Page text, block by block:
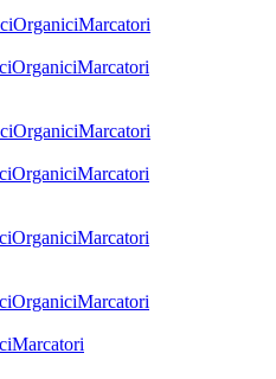
OrganiciMarcatori
OrganiciMarcatori
OrganiciMarcatori
OrganiciMarcatori
OrganiciMarcatori
OrganiciMarcatori
Marcatori